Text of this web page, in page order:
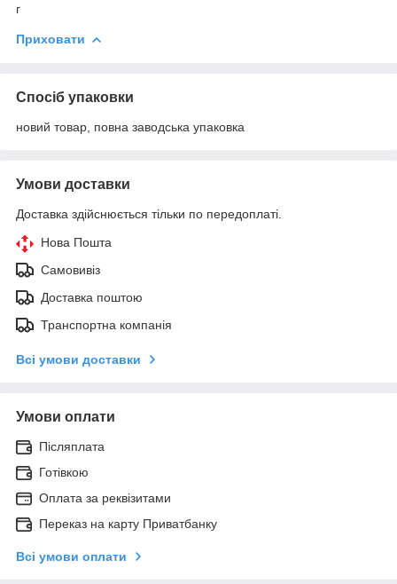
г
Приховати
Спосіб упаковки
новий товар, повна заводська упаковка
Умови доставки
Доставка здійснюється тільки по передоплаті.
Нова Пошта
Самовивіз
Доставка поштою
Транспортна компанія
Всі умови доставки
Умови оплати
Післяплата
Готівкою
Оплата за реквізитами
Переказ на карту Приватбанку
Всі умови оплати